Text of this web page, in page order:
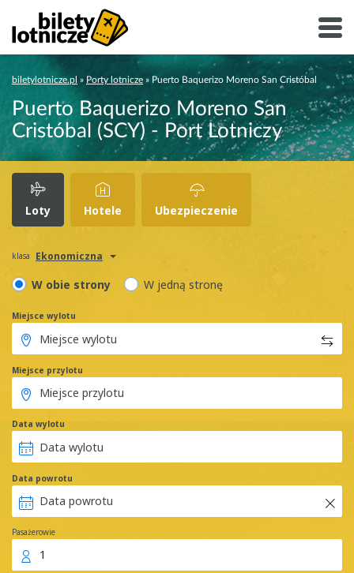
biletylotnicze.pl » Porty lotnicze » Puerto Baquerizo Moreno San Cristóbal
Puerto Baquerizo Moreno San
Cristóbal (SCY) - Port Lotniczy
Loty Hotele Ubezpieczenie
klasa Ekonomiczna
W obie strony W jedną stronę
Miejsce wylotu
Miejsce przylotu
Data wylotu
Data powrotu
Pasażerowie
1